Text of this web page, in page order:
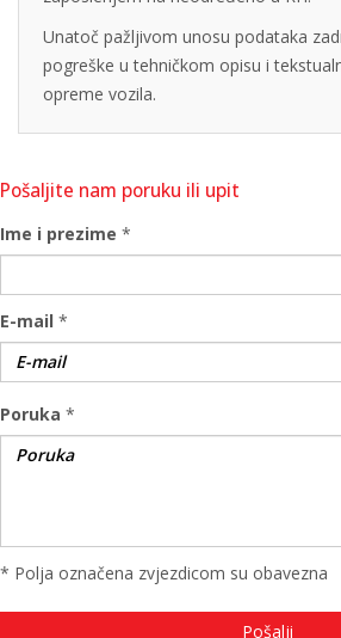
Unatoč pažljivom unosu podataka
pogreške u tehničkom opisu i
opreme vozila.
Pošaljite nam poruku ili upit
Ime i prezime *
E-mail *
Poruka *
* Polja označena zvjezdicom su obavezna